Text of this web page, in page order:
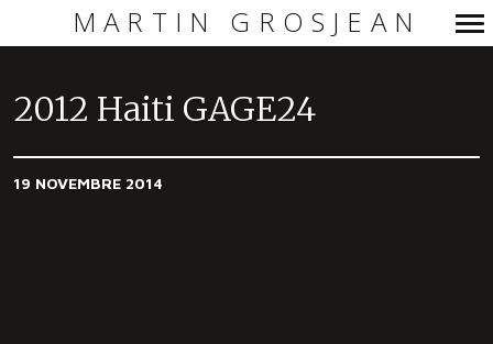
principale
MARTIN GROSJEAN
2012 Haiti GAGE24
19 NOVEMBRE 2014